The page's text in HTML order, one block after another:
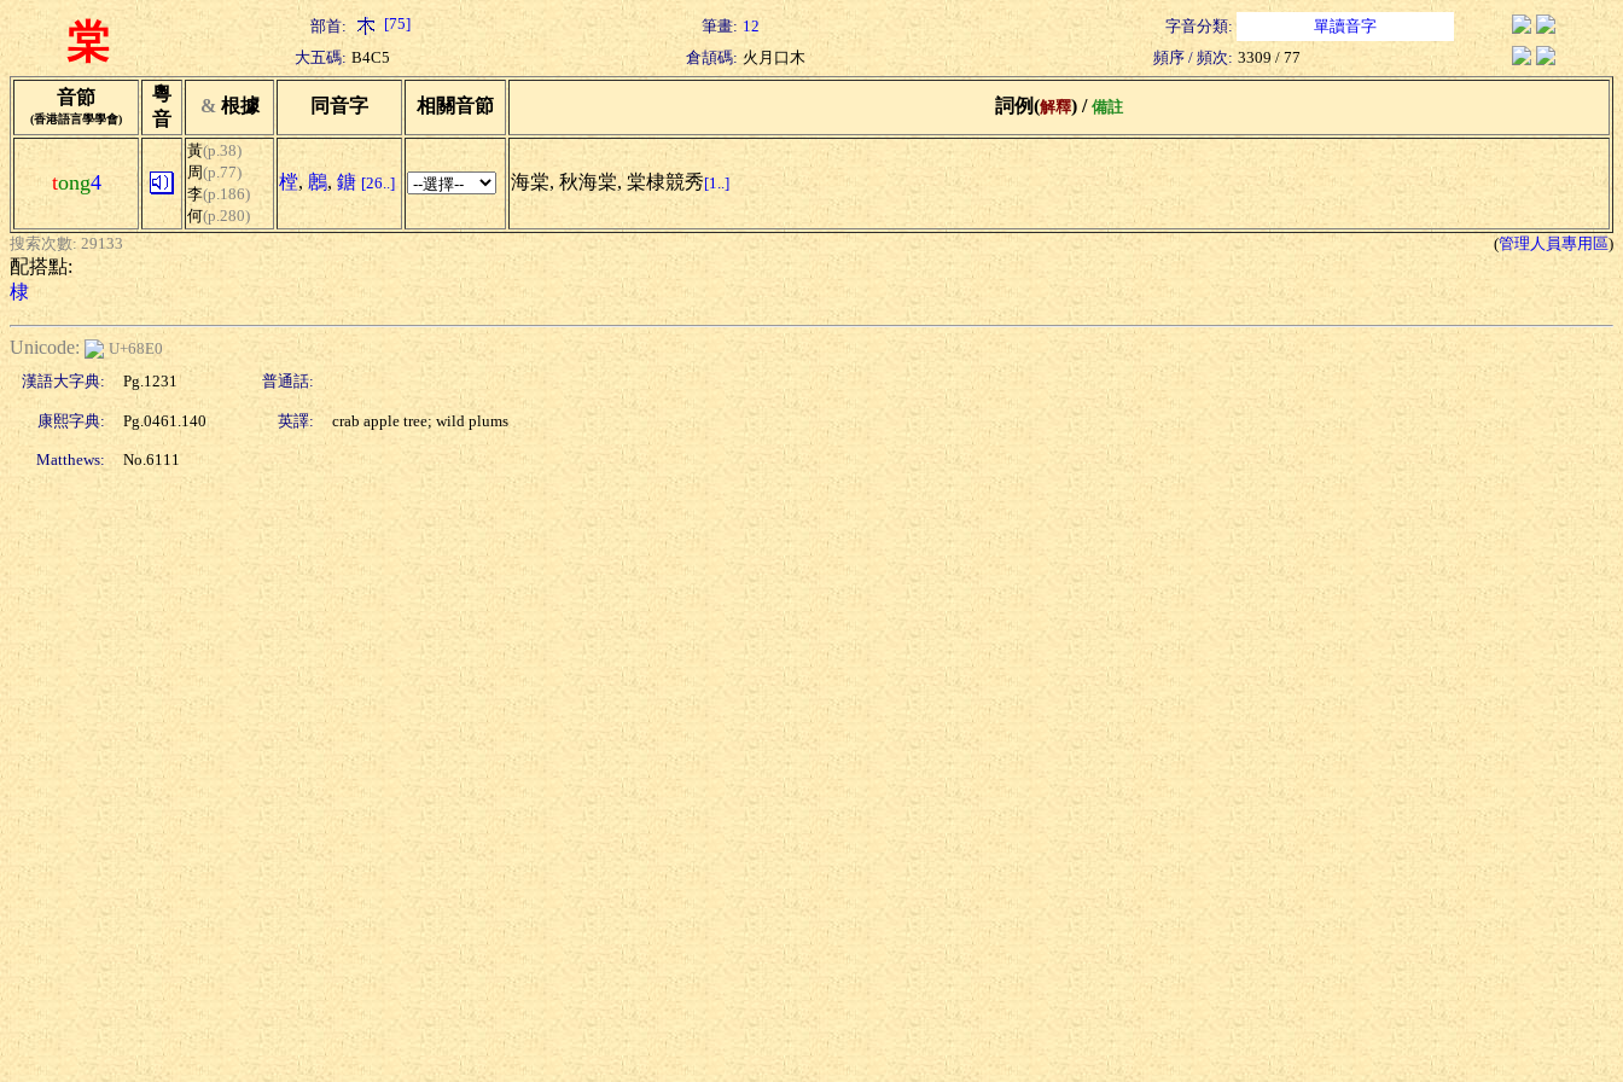
棠 部首: [75] 筆畫: 12 字音分類:
單讀音字
大五碼: B4C5 倉頡碼: 火月口木 頻序 / 頻次: 3309 / 77
音節
(香港語言學學會)
粵
音
& 根據 同音字 相關音節 詞例(解釋) / 備註
tong4
黃(p.38)
周(p.77)
李(p.186)
何(p.280)
樘, 鶶, 鎕 [26..] 海棠, 秋海棠, 棠棣競秀[1..]
搜索次數: 29133 (管理人員專用區)
配搭點:
棣
Unicode:
U+68E0
漢語大字典:
Pg.1231 普通話:
康熙字典: Pg.0461.140 英譯: crab apple tree; wild plums
Matthews: No.6111